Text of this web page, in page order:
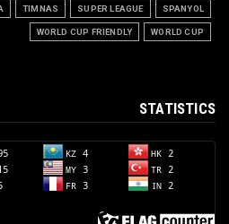
SPANYOL
SUPER LEAGUE
TIMNAS
WORLD CUP
WORLD CUP FRIENDLY
STATISTICS